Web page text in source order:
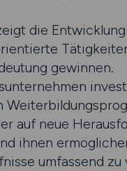
die
gewinnen.
auf neue
ihnen
umfassend zu